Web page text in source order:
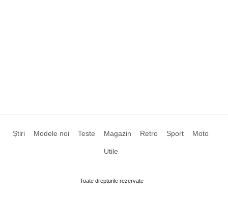
Știri Modele noi Teste Magazin Retro Sport Moto
Utile
Toate drepturile rezervate